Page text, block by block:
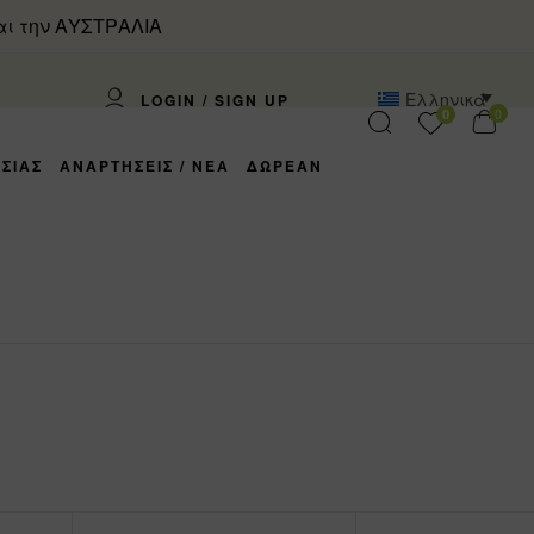
την ΑΥΣΤΡΑΛΙΑ
LOGIN / SIGN UP Ελληνικά
ΑΝΑΡΤΗΣΕΙΣ / ΝΕΑ ΔΩΡΕΑΝ
0 0